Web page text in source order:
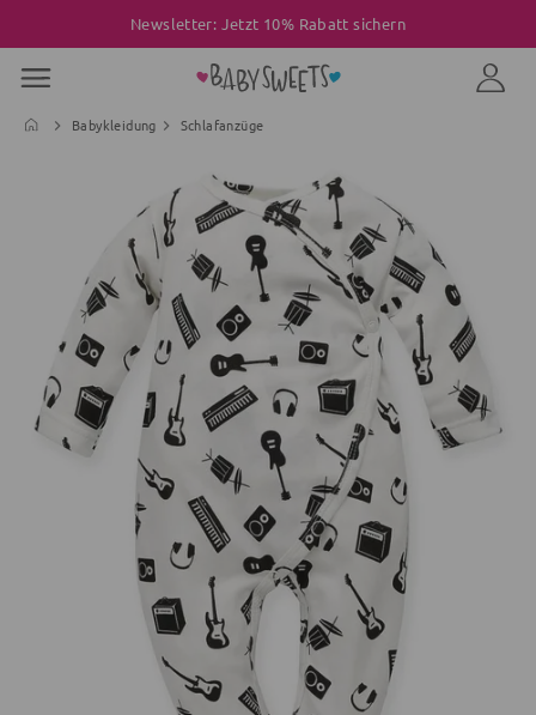
Newsletter: Jetzt 10% Rabatt sichern
Babykleidung Schlafanzüge